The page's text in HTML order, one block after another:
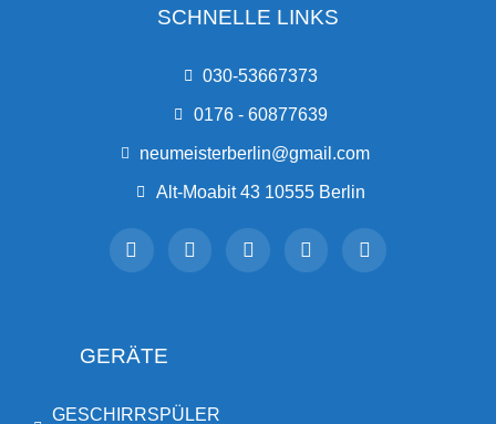
SCHNELLE LINKS
030-53667373
0176 - 60877639
neumeisterberlin@gmail.com
Alt-Moabit 43 10555 Berlin
GERÄTE
GESCHIRRSPÜLER